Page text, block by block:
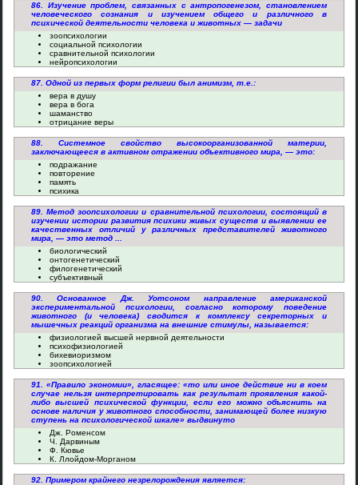
86. Изучение проблем, связанных с антропогенезом, становлением
человеческого сознания и изучением общего и различного в
психической деятельности человека и животных — задачи
зоопсихологии
социальной психологии
сравнительной психологии
нейропсихологии
87. Одной из первых форм религии был анимизм, т.е.:
вера в душу
вера в бога
шаманство
отрицание веры
88. Системное свойство высокоорганизованной материи,
заключающееся в активном отражении объективного мира, — это:
подражание
повторение
память
психика
89. Метод зоопсихологии и сравнительной психологии, состоящий в
изучении истории развития психики живых существ и выявлении ее
качественных отличий у различных представителей животного
мира, — это метод ...
биологический
онтогенетический
филогенетический
субъективный
90. Основанное Дж. Уотсоном направление американской
экспериментальной психологии, согласно которому поведение
животного (и человека) сводится к комплексу секреторных и
мышечных реакций организма на внешние стимулы, называется:
физиологией высшей нервной деятельности
психофизиологией
бихевиоризмом
зоопсихологией
91. «Правило экономии», гласящее: «то или иное действие ни в коем
случае нельзя интерпретировать как результат проявления какой-
либо высшей психической функции, если его можно объяснить на
основе наличия у животного способности, занимающей более низкую
ступень на психологической шкале» выдвинуто
Дж. Роменсом
Ч. Дарвиным
Ф. Кювье
К. Ллойдом-Морганом
92. Примером крайнего незрелорождения является: